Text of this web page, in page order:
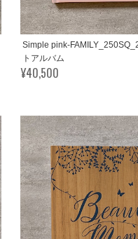
Simple pink-
トアルバム
¥40,500